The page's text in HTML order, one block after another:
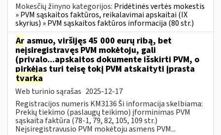
Mokesčių žinyno kategorijos: Pridėtinės vertės mokestis
» PVM sąskaitos faktūros, reikalavimai apskaitai (IX
skyrius) » PVM sąskaitos faktūros informacija (80 str.)
Ar asmuo, viršijęs 45 000 eurų ribą, bet
neįsiregistravęs PVM mokėtoju, gali
(privalo...apskaitos dokumente išskirti PVM, o
pirkėjas turi teisę tokį PVM atskaityti įprasta
tvarka
Web turinio sąrašas 2025-12-17
Registracijos numeris KM3136 Ši informacija skelbiama:
Prekių tiekimo (paslaugų teikimo) įforminimas PVM
sąskaita faktūra (78-1, 79, 82, 105, 109 str.)
Neįsiregistravusio PVM mokėtoju asmens PVM...